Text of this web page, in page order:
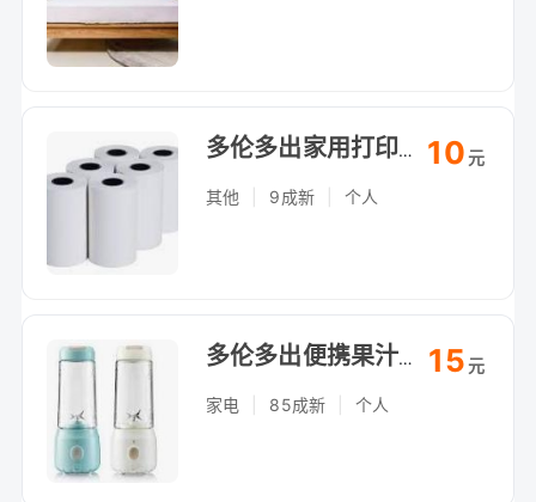
多伦多出家用打印纸+相纸，整箱未拆，自提（Arthur Bonner Ave）
其他 9成新 个人
10元
多伦多出便携果汁机，鲜榨随行杯，自提（Arthur Bonner Ave）
家电 85成新 个人
15元